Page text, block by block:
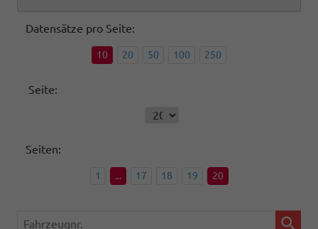
Datensätze pro Seite:
10 20 50 100 250
Seite:
Seiten:
1 ... 17 18 19 20
Fahrzeugnr.